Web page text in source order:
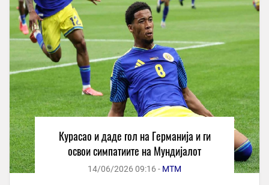
Курасао и даде гол на Германија и ги
освои симпатиите на Мундијалот
14/06/2026 09:16 - МТМ